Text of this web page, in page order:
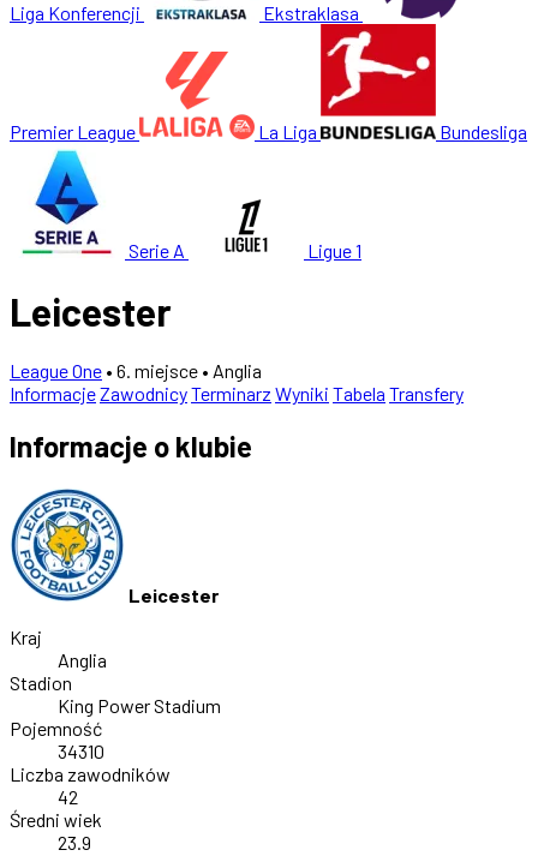
Liga Konferencji Ekstraklasa
Premier League La Liga Bundesliga
Serie A Ligue 1
Leicester
League One • 6. miejsce • Anglia
InformacjeZawodnicyTerminarz Wyniki Tabela Transfery
Informacje o klubie
Leicester
Kraj
Anglia
Stadion
King Power Stadium
Pojemność
34310
Liczba zawodników
42
Średni wiek
23.9